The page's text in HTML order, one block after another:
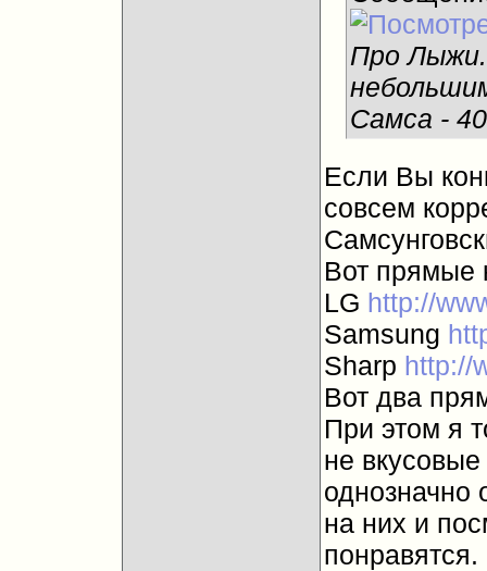
Про
Самса -
Если Вы
совсем
Вот прямые
LG http://
Samsung
Sharp http://
Вот два
При этом я
не
однозначно
на них и
понравятся.